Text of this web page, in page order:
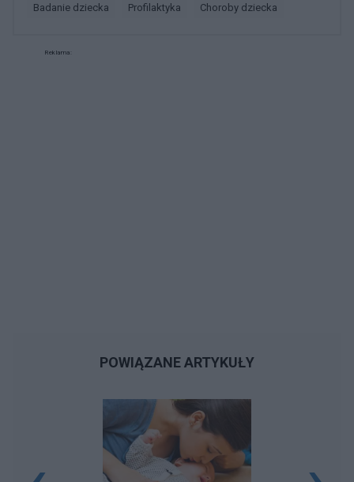
badanie dziecka profilaktyka choroby dziecka
Reklama:
POWIĄZANE ARTYKUŁY